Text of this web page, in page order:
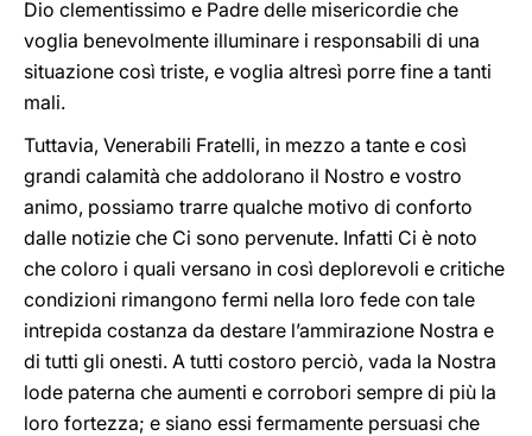
Dio clementissimo e Padre delle misericordie che
voglia benevolmente illuminare i responsabili di una
situazione così triste, e voglia altresì porre fine a tanti
mali.
Tuttavia, Venerabili Fratelli, in mezzo a tante e così
grandi calamità che addolorano il Nostro e vostro
animo, possiamo trarre qualche motivo di conforto
dalle notizie che Ci sono pervenute. Infatti Ci è noto
che coloro i quali versano in così deplorevoli e critiche
condizioni rimangono fermi nella loro fede con tale
intrepida costanza da destare l’ammirazione Nostra e
di tutti gli onesti. A tutti costoro perciò, vada la Nostra
lode paterna che aumenti e corrobori sempre di più la
loro fortezza; e siano essi fermamente persuasi che